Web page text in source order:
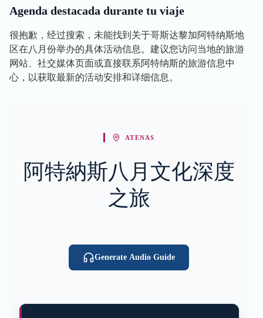
Agenda destacada durante tu viaje
很抱歉，经过搜索，未能找到关于哥斯达黎加阿特纳斯地
区在八月份举办的具体活动信息。建议您访问当地的旅游
网站、社交媒体页面或直接联系阿特纳斯的旅游信息中
心，以获取最新的活动安排和详细信息。
ATENAS
阿特納斯八月文化深度
之旅
Generate Audio Guide